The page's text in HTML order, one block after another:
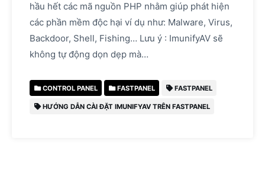
hầu hết các mã nguồn PHP nhằm giúp phát hiện
các phần mềm độc hại ví dụ như: Malware, Virus,
Backdoor, Shell, Fishing… Lưu ý : ImunifyAV sẽ
không tự động dọn dẹp mà…
CONTROL PANEL FASTPANEL FASTPANEL
HƯỚNG DẪN CÀI ĐẶT IMUNIFYAV TRÊN FASTPANEL